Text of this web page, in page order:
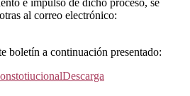
e impulso de dicho proceso, se
al correo electrónico:
boletín a continuación presentado:
Descarga